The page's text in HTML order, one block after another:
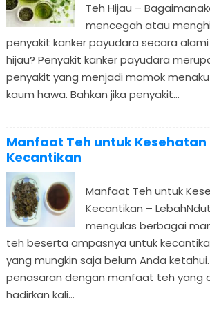
Teh Hijau –
mencegah atau
penyakit kanker payudara secara
hijau? Penyakit kanker payudara
penyakit yang menjadi momok
kaum hawa. Bahkan jika penyakit...
Manfaat Teh untuk Kesehatan
Kecantikan
Manfaat Teh untuk
Kecantikan –
mengulas berbagai
teh beserta ampasnya untuk
yang mungkin saja belum Anda
penasaran dengan manfaat teh yang
hadirkan kali...